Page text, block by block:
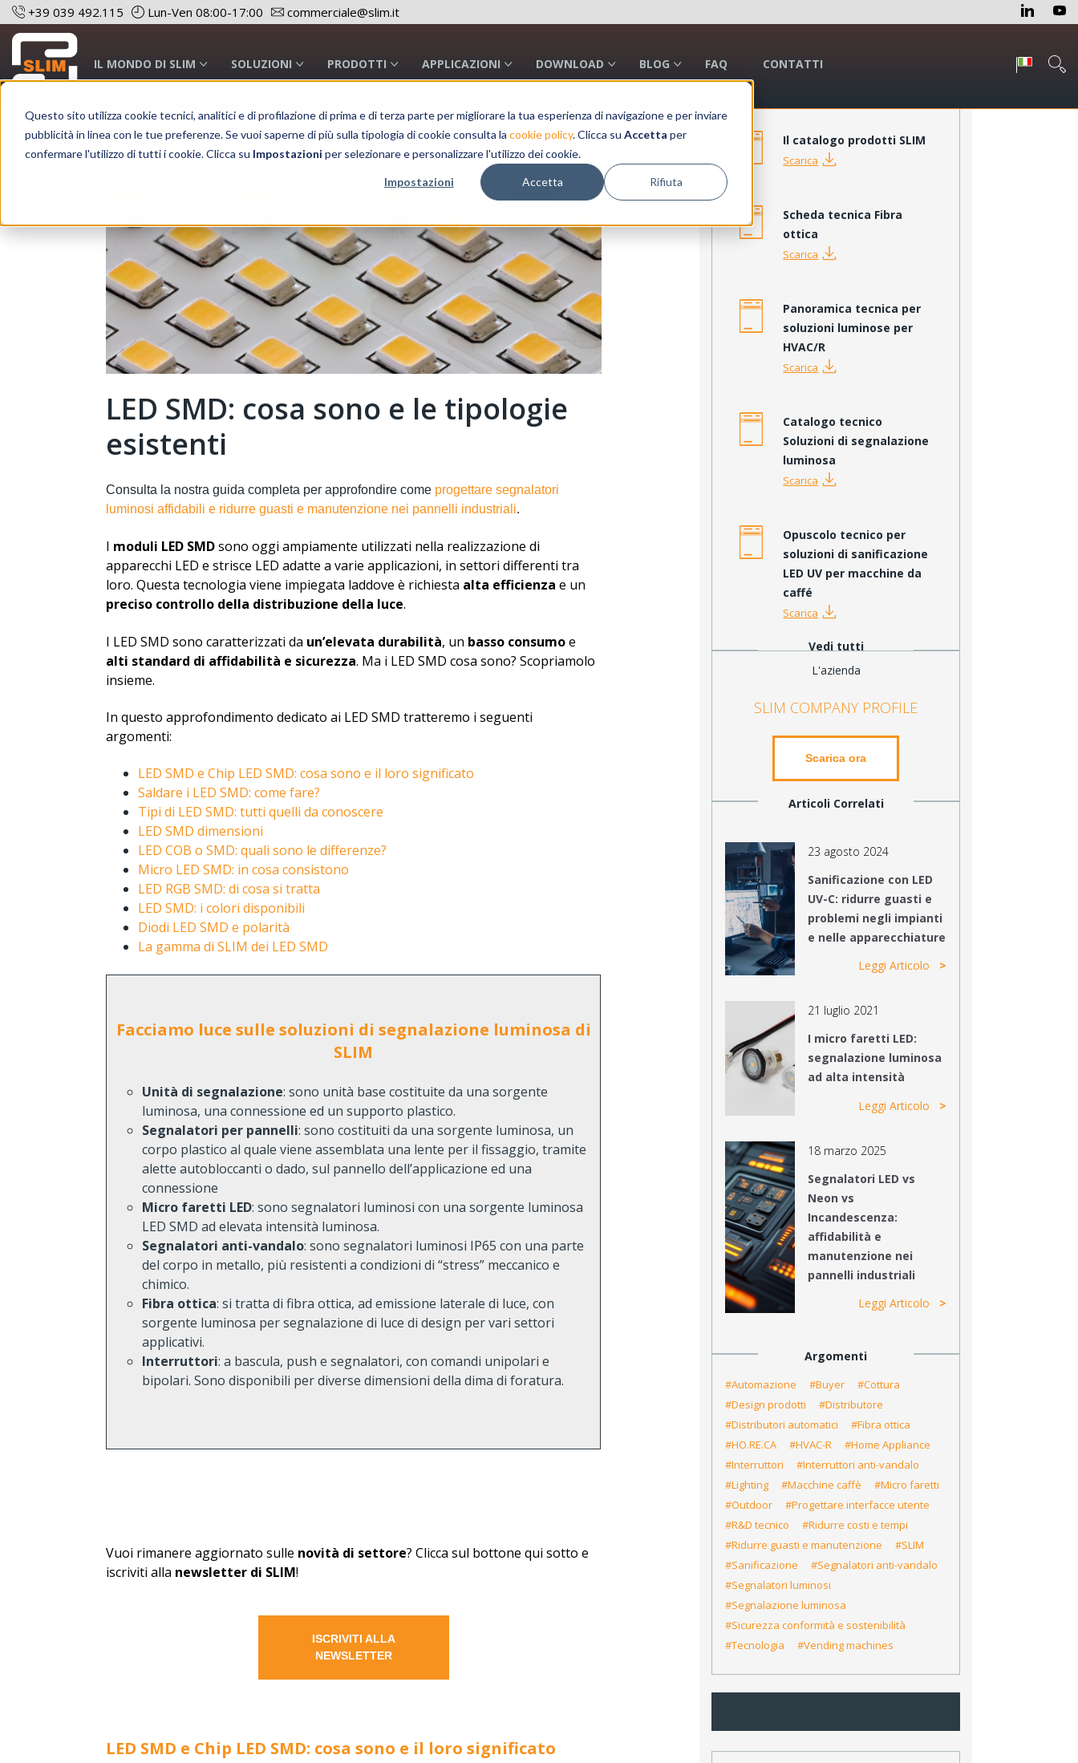
Questo sito utilizza cookie tecnici, analitici e di profilazione di prima e di terza parte per migliorare la tua esperienza di navigazione e per inviare
pubblicità in linea con le tue preferenze. Se vuoi saperne di più sulla tipologia di cookie consulta la cookie policy. Clicca su Accetta per
confermare l'utilizzo di tutti i cookie. Clicca su Impostazioni per selezionare e personalizzare l'utilizzo dei cookie.
Impostazioni Accetta Rifiuta
+39 039 492.115 Lun-Ven 08:00-17:00 commerciale@slim.it
IL MONDO DI SLIM SOLUZIONI PRODOTTI APPLICAZIONI DOWNLOAD BLOG FAQ CONTATTI
22 settembre 2021 Autore: Redazione #Lighting #Segnalazione Luminosa
LED SMD: cosa sono e le tipologie
esistenti
Consulta la nostra guida completa per approfondire come progettare segnalatori
luminosi affidabili e ridurre guasti e manutenzione nei pannelli industriali.
I moduli LED SMDsono oggi ampiamente utilizzati nella realizzazione di
apparecchi LED e strisce LED adatte a varie applicazioni, in settori differenti tra
loro. Questa tecnologia viene impiegata laddove è richiesta alta efficienza e un
preciso controllo della distribuzione della luce.
I LED SMD sono caratterizzati da un’elevata durabilità, un basso consumoe
alti standard di affidabilità e sicurezza. Ma i LED SMD cosa sono? Scopriamolo
insieme.
In questo approfondimento dedicato ai LED SMD tratteremo i seguenti
argomenti:
LED SMD e Chip LED SMD: cosa sono e il loro significato
Saldare i LED SMD: come fare?
Tipi di LED SMD: tutti quelli da conoscere
LED SMD dimensioni
LED COB o SMD: quali sono le differenze?
Micro LED SMD: in cosa consistono
LED RGB SMD: di cosa si tratta
LED SMD: i colori disponibili
Diodi LED SMD e polarità
La gamma di SLIM dei LED SMD
Facciamo luce sulle soluzioni di segnalazione luminosa di
SLIM
Unità di segnalazione: sono unità base costituite da una sorgente
luminosa, una connessione ed un supporto plastico.
Segnalatori per pannelli: sono costituiti da una sorgente luminosa, un
corpo plastico al quale viene assemblata una lente per il fissaggio, tramite
alette autobloccanti o dado, sul pannello dell’applicazione ed una
connessione
Micro faretti LED: sono segnalatori luminosi con una sorgente luminosa
LED SMD ad elevata intensità luminosa.
Segnalatori anti-vandalo: sono segnalatori luminosi IP65 con una parte
del corpo in metallo, più resistenti a condizioni di “stress” meccanico e
chimico.
Fibra ottica: si tratta di fibra ottica, ad emissione laterale di luce, con
sorgente luminosa per segnalazione di luce di design per vari settori
applicativi.
Interruttori: a bascula, push e segnalatori, con comandi unipolari e
bipolari. Sono disponibili per diverse dimensioni della dima di foratura.
Vuoi rimanere aggiornato sulle novità di settore? Clicca sul bottone qui sotto e
iscriviti alla newsletter di SLIM!
ISCRIVITI ALLA
NEWSLETTER
LED SMD e Chip LED SMD: cosa sono e il loro significato
Contenuti Scaricabili
Vedi tutti
Il catalogo prodotti SLIM
Scarica
Scheda tecnica Fibra
ottica
Scarica
Panoramica tecnica per
soluzioni luminose per
HVAC/R
Scarica
Catalogo tecnico
Soluzioni di segnalazione
luminosa
Scarica
Opuscolo tecnico per
soluzioni di sanificazione
LED UV per macchine da
caffé
Scarica
L'azienda
SLIM COMPANY PROFILE
Scarica ora
Articoli Correlati
23 agosto 2024
Sanificazione con LED
UV-C: ridurre guasti e
problemi negli impianti
e nelle apparecchiature
Leggi Articolo
21 luglio 2021
I micro faretti LED:
segnalazione luminosa
ad alta intensità
Leggi Articolo
18 marzo 2025
Segnalatori LED vs
Neon vs
Incandescenza:
affidabilità e
manutenzione nei
pannelli industriali
Leggi Articolo
Argomenti
#Automazione #Buyer
#Cottura
#Design prodotti
#Distributore
#Distributori automatici
#Fibra ottica
#HO.RE.CA
#HVAC-R
#Home Appliance
#Interruttori
#Interruttori anti-vandalo
#Lighting
#Macchine caffè
#Micro faretti
#Outdoor
#Progettare interfacce utente
#R&D tecnico
#Ridurre costi e tempi
#Ridurre guasti e manutenzione
#SLIM
#Sanificazione
#Segnalatori anti-vandalo
#Segnalatori luminosi
#Segnalazione luminosa
#Sicurezza conformità e sostenibilità
#Tecnologia
#Vending machines